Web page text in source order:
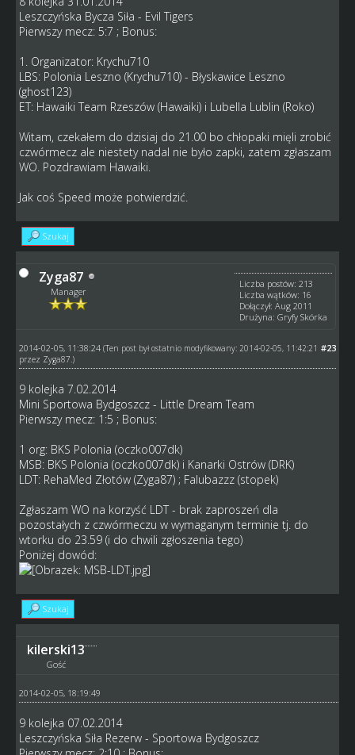
Leszczyńska Bycza Siła - Evil Tigers
Pierwszy mecz: 5:7 ; Bonus:
1. Organizator: Krychu710
LBS: Polonia Leszno (Krychu710) - Błyskawice Leszno
(ghost123)
ET: Hawaiki Team Rzeszów (Hawaiki) i Lubella Lublin (Roko)
Witam, czekałem do dzisiaj do 21.00 bo chłopaki mięli zrobić
czwórmecz ale niestety nadal nie było zapki, zatem zgłaszam
WO. Pozdrawiam Hawaiki.
Jak coś Speed może potwierdzić.
Szukaj
Zyga87
Manager
Liczba postów: 213
Liczba wątków: 16
Dołączył: Aug 2011
Drużyna: Gryfy Skórka
#23
2014-02-05, 11:38:24 (Ten post był ostatnio modyfikowany: 2014-02-05, 11:42:21
przez Zyga87 .)
9 kolejka 7.02.2014
Mini Sportowa Bydgoszcz - Little Dream Team
Pierwszy mecz: 1:5 ; Bonus:
1 org: BKS Polonia (oczko007dk)
MSB: BKS Polonia (oczko007dk) i Kanarki Ostrów (DRK)
LDT: RehaMed Złotów (Zyga87) ; Falubazzz (stopek)
Zgłaszam WO na korzyść LDT - brak zaproszeń dla
pozostałych z czwórmeczu w wymaganym terminie tj. do
wtorku do 23.59 (i do chwili zgłoszenia tego)
Poniżej dowód:
Szukaj
kilerski13
Gość
2014-02-05, 18:19:49
9 kolejka 07.02.2014
Leszczyńska Siła Rezerw - Sportowa Bydgoszcz